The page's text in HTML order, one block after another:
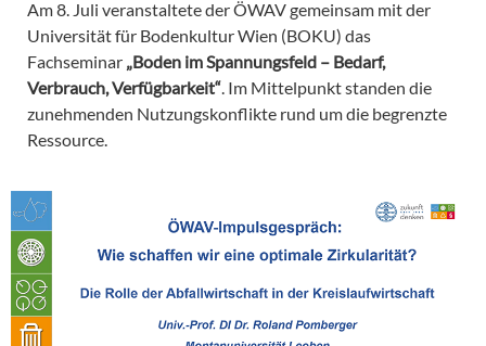
Am 8. Juli veranstaltete der ÖWAV gemeinsam mit der
Universität für Bodenkultur Wien (BOKU) das
Fachseminar „Boden im Spannungsfeld – Bedarf,
Verbrauch, Verfügbarkeit“ . Im Mittelpunkt standen die
zunehmenden Nutzungskonflikte rund um die begrenzte
Ressource.